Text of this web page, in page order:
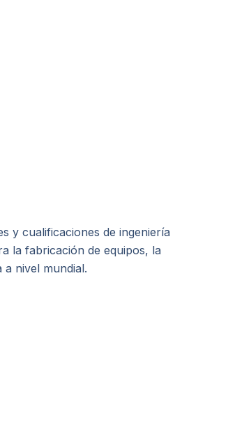
y cualificaciones de ingeniería
la fabricación de equipos, la
nivel mundial.